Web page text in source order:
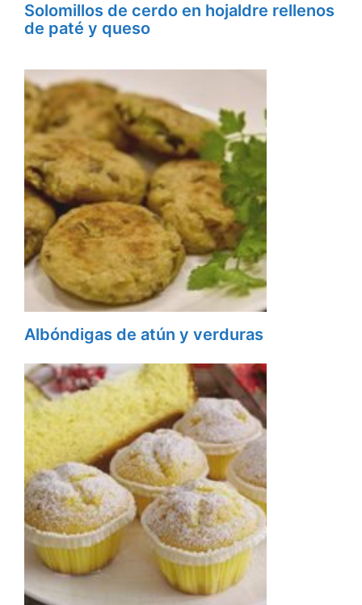
Solomillos de cerdo en hojaldre rellenos
de paté y queso
Albóndigas de atún y verduras